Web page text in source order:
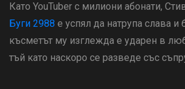
Като YouTuber с милиони абонати,
Буги 2988 е успял да натрупа слава и
късметът му изглежда е ударен в
тъй като наскоро се разведе със